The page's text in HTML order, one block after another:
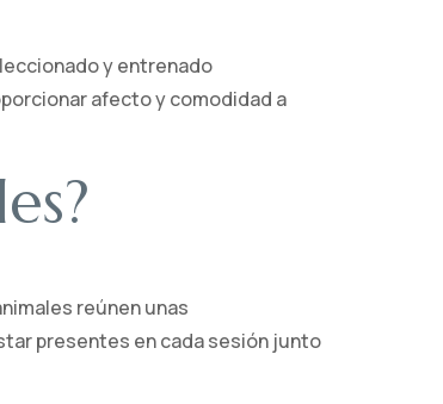
y entrenado
afecto y comodidad a
reúnen unas
presentes en cada sesión junto